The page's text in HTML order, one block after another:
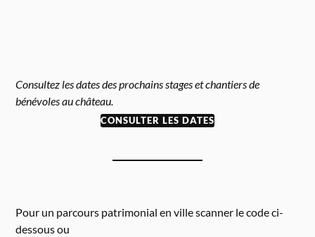
Consultez les dates des prochains stages et chantiers de
bénévoles au château.
CONSULTER LES DATES
Pour un parcours patrimonial en ville scanner le code ci-
dessous ou